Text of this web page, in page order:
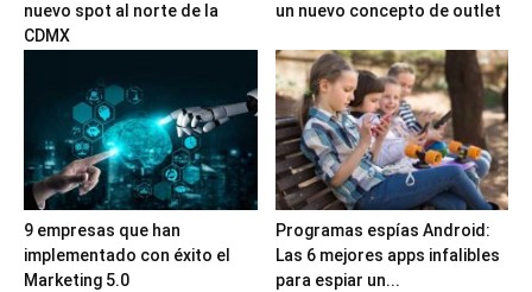
nuevo spot al norte de la
CDMX
un nuevo concepto de outlet
9 empresas que han
implementado con éxito el
Marketing 5.0
Programas espías Android:
Las 6 mejores apps infalibles
para espiar un...